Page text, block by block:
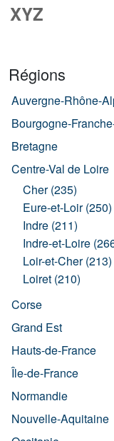
XYZ
Régions
Auvergne-Rhône-
Bourgogne-
Bretagne
Centre-Val de Loire
Cher (235)
Eure-et-Loir (250)
Indre (211)
Indre-et-Loire
Loir-et-Cher (213)
Loiret (210)
Corse
Grand Est
Hauts-de-France
Île-de-France
Normandie
Nouvelle-Aquitaine